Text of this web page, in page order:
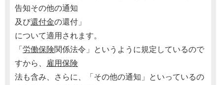
告知その他の通知
及び還付金の還付」
について適用されます。
「労働保険関係法令」というように規定しているので
すから、 雇用保険
法も含み、さらに、「その他の通知」といっているの